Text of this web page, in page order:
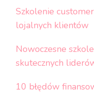
Szkolenie
lojalnych klientów
Nowoczesne
skutecznych
10 błędów